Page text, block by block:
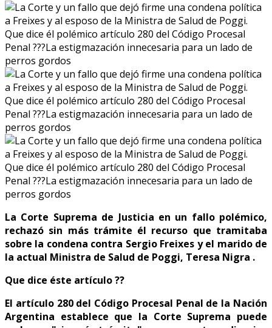
La Corte Suprema de Justicia en un fallo polémico,
rechazó sin más trámite él recurso que tramitaba
sobre la condena contra Sergio Freixes y el marido de
la actual Ministra de Salud de Poggi, Teresa Nigra .
Que dice éste artículo ??
El artículo 280 del Código Procesal Penal de la Nación
Argentina establece que la Corte Suprema puede